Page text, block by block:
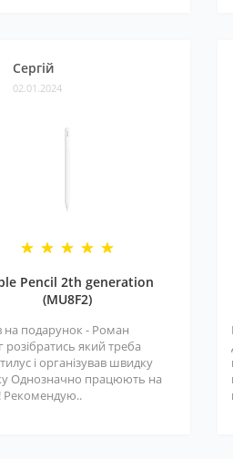
Сергій
02.01.2024
Pencil 2th generation
(MU8F2)
на подарунок - Роман
розібратись який треба
і організував швидку
Однозначно працюють на
Рекомендую..